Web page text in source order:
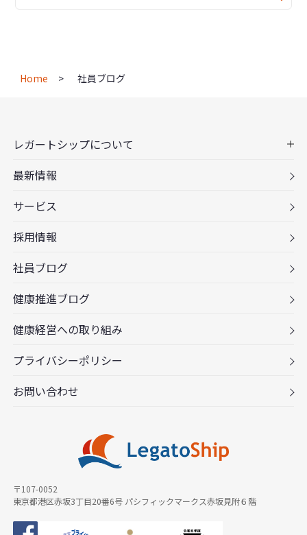
Home 社員ブログ
〒107-0052
東京都港区赤坂3丁目20番6号 パシフィックマークス赤坂見附６階
レガートシップについて
最新情報
サービス
採用情報
社員ブログ
健康推進ブログ
健康経営への取り組み
プライバシーポリシー
お問い合わせ